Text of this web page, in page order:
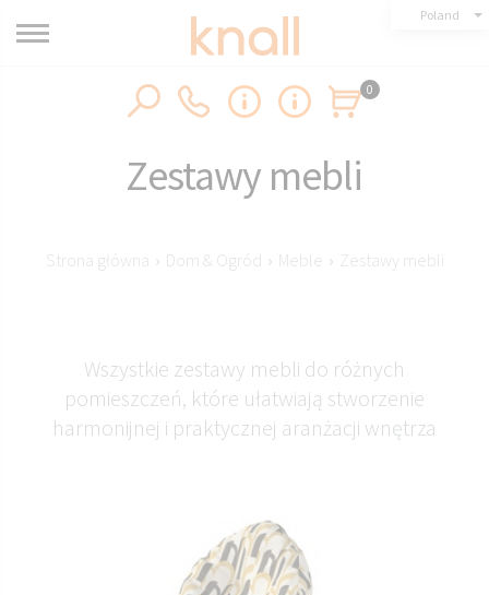
Poland
0
Zestawy mebli
Strona główna › Dom & Ogród › Meble › Zestawy mebli
Wszystkie zestawy mebli do różnych
pomieszczeń, które ułatwiają stworzenie
harmonijnej i praktycznej aranżacji wnętrza